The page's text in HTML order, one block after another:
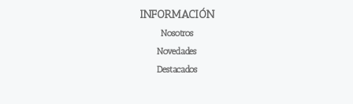
INFORMACIÓN
Nosotros
Novedades
Destacados